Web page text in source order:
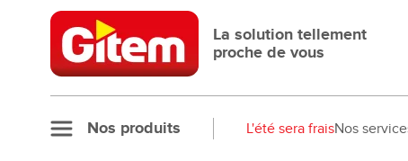
Allez au contenu
La solution tellement
proche de vous
Nos produits L'été sera fraisNos